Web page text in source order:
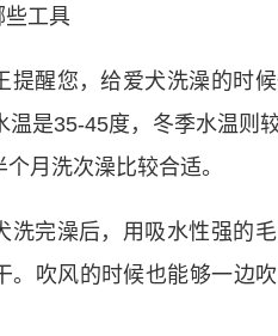
提醒您，给爱犬洗澡的时
温是35-45度，冬季水温则
月洗次澡比较合适。
洗完澡后，用吸水性强的
。吹风的时候也能够一边